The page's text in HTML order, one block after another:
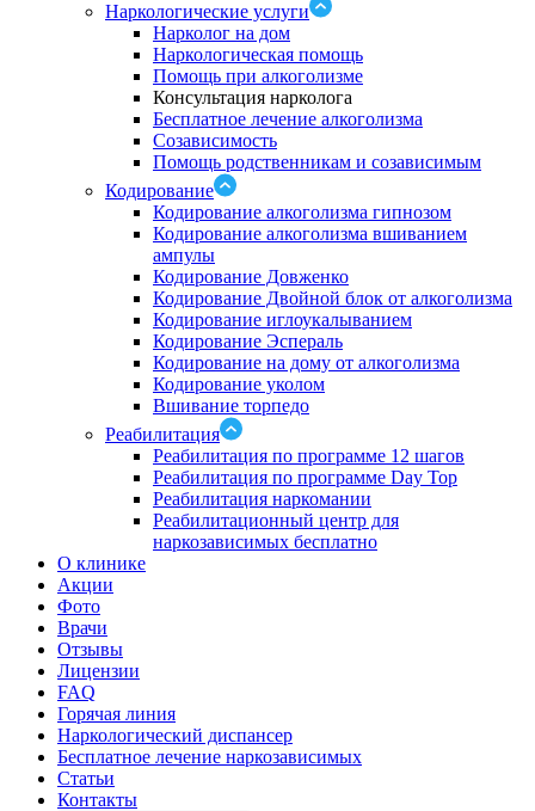
Наркологические услуги
Нарколог на дом
Наркологическая помощь
Помощь при алкоголизме
Консультация нарколога
Бесплатное лечение алкоголизма
Созависимость
Помощь родственникам и созависимым
Кодирование
Кодирование алкоголизма гипнозом
Кодирование алкоголизма вшиванием
ампулы
Кодирование Довженко
Кодирование Двойной блок от алкоголизма
Кодирование иглоукалыванием
Кодирование Эспераль
Кодирование на дому от алкоголизма
Кодирование уколом
Вшивание торпедо
Реабилитация
Реабилитация по программе 12 шагов
Реабилитация по программе Day Top
Реабилитация наркомании
Реабилитационный центр для
наркозависимых бесплатно
О клинике
Акции
Фото
Врачи
Отзывы
Лицензии
FAQ
Горячая линия
Наркологический диспансер
Бесплатное лечение наркозависимых
Статьи
Контакты